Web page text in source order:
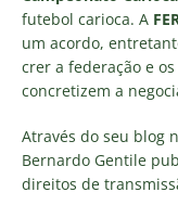
futebol carioca. A
um acordo,
crer a federação e
concretizem a
Através do seu blog
Bernardo Gentile
direitos de